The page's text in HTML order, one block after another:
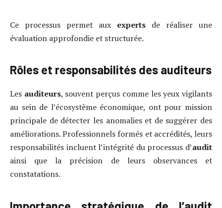
Ce processus permet aux experts de réaliser une
évaluation approfondie et structurée.
Rôles et responsabilités des auditeurs
Les auditeurs, souvent perçus comme les yeux vigilants
au sein de l’écosystème économique, ont pour mission
principale de détecter les anomalies et de suggérer des
améliorations. Professionnels formés et accrédités, leurs
responsabilités incluent l’intégrité du processus d’audit
ainsi que la précision de leurs observances et
constatations.